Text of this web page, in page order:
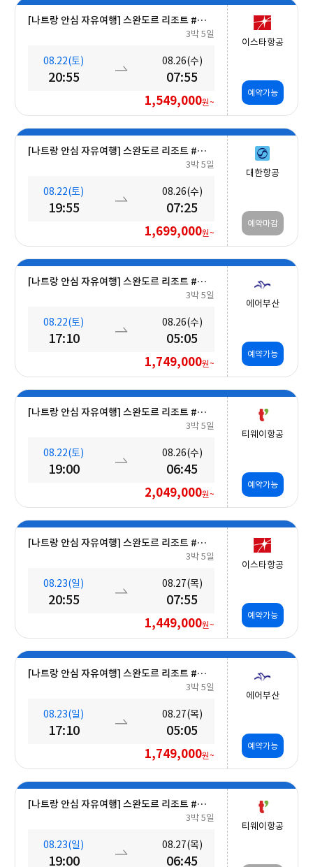
[나트랑 안심 자유여행] 스완도르 리조트 #올인크루시브+오션뷰+밤 10시 레체포함+미니바1회 5일
3박 5일
08.22(토)
20:55
08.26(수)
07:55
1,549,000원~
이스타항공
예약가능
[나트랑 안심 자유여행] 스완도르 리조트 #올인크루시브+오션뷰+미니바 5일
3박 5일
08.22(토)
19:55
08.26(수)
07:25
1,699,000원~
대한항공
예약마감
[나트랑 안심 자유여행] 스완도르 리조트 #올인크루시브+오션뷰+미니바 5일
3박 5일
08.22(토)
17:10
08.26(수)
05:05
1,749,000원~
에어부산
예약가능
[나트랑 안심 자유여행] 스완도르 리조트 #올인크루시브+오션뷰+미니바 5일
3박 5일
08.22(토)
19:00
08.26(수)
06:45
2,049,000원~
티웨이항공
예약가능
[나트랑 안심 자유여행] 스완도르 리조트 #올인크루시브+오션뷰+밤 10시 레체포함+미니바1회 5일
3박 5일
08.23(일)
20:55
08.27(목)
07:55
1,449,000원~
이스타항공
예약가능
[나트랑 안심 자유여행] 스완도르 리조트 #올인크루시브+오션뷰+미니바 5일
3박 5일
08.23(일)
17:10
08.27(목)
05:05
1,749,000원~
에어부산
예약가능
[나트랑 안심 자유여행] 스완도르 리조트 #올인크루시브+오션뷰+미니바 5일
3박 5일
08.23(일)
19:00
08.27(목)
06:45
티웨이항공